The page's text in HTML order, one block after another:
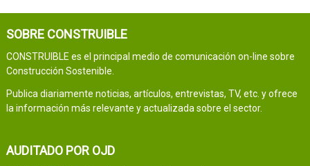
SOBRE CONSTRUIBLE
CONSTRUIBLE es el principal medio de comunicación on-line sobre
Construcción Sostenible.
Publica diariamente noticias, artículos, entrevistas, TV, etc. y ofrece
la información más relevante y actualizada sobre el sector.
AUDITADO POR OJD